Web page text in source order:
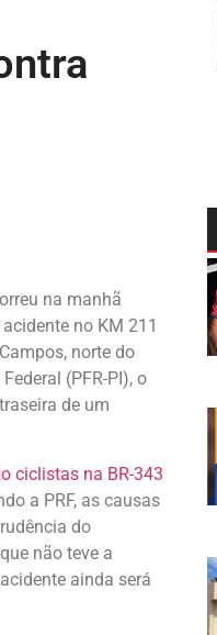
na manhã
no KM 211
norte do
(PFR-PI), o
de um
ciclistas na BR-343
a PRF, as causas
do
não teve a
ainda será